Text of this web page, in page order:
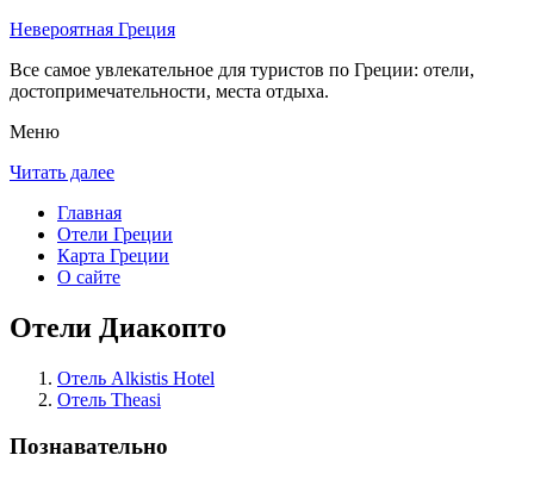
Невероятная Греция
Все самое увлекательное для туристов по Греции: отели,
достопримечательности, места отдыха.
Меню
Читать далее
Главная
Отели Греции
Карта Греции
О сайте
Отели Диакопто
Отель Alkistis Hotel
Отель Theasi
Познавательно